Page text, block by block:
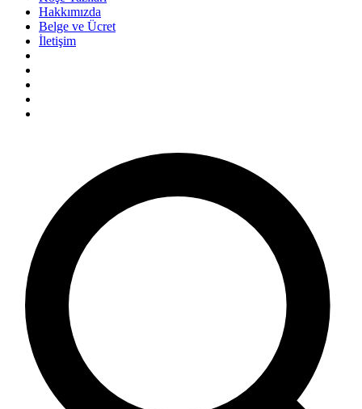
Hakkımızda
Belge ve Ücret
İletişim